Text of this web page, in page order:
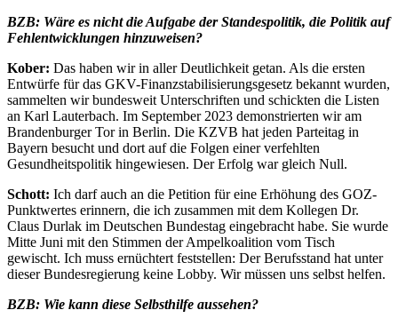
BZB: Wäre es nicht die Aufgabe der Standespolitik, die Politik auf
Fehlentwicklungen hinzuweisen?
Kober: Das haben wir in aller Deutlichkeit getan. Als die ersten
Entwürfe für das GKV-Finanzstabilisierungsgesetz bekannt wurden,
sammelten wir bundesweit Unterschriften und schickten die Listen
an Karl Lauterbach. Im September 2023 demonstrierten wir am
Brandenburger Tor in Berlin. Die KZVB hat jeden Parteitag in
Bayern besucht und dort auf die Folgen einer verfehlten
Gesundheitspolitik hingewiesen. Der Erfolg war gleich Null.
Schott: Ich darf auch an die Petition für eine Erhöhung des GOZ-
Punktwertes erinnern, die ich zusammen mit dem Kollegen Dr.
Claus Durlak im Deutschen Bundestag eingebracht habe. Sie wurde
Mitte Juni mit den Stimmen der Ampelkoalition vom Tisch
gewischt. Ich muss ernüchtert feststellen: Der Berufsstand hat unter
dieser Bundesregierung keine Lobby. Wir müssen uns selbst helfen.
BZB: Wie kann diese Selbsthilfe aussehen?